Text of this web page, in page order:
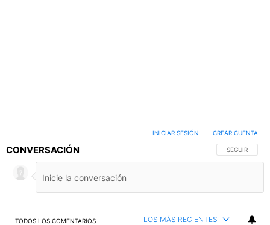
CONVERSACIÓN SIGA ESTA
SEGUIR
INICIAR SESIÓN CREAR CUENTA
TODOS LOS COMENTARIOS LOS MÁS RECIENTES